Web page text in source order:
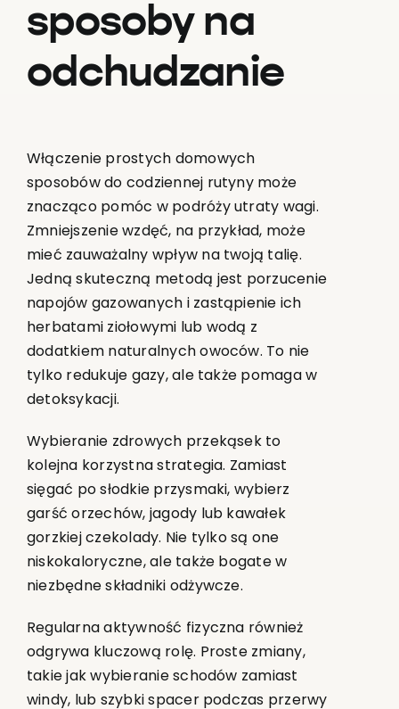
sposoby na
odchudzanie
Włączenie prostych domowych
sposobów do codziennej rutyny może
znacząco pomóc w podróży utraty wagi.
Zmniejszenie wzdęć, na przykład, może
mieć zauważalny wpływ na twoją talię.
Jedną skuteczną metodą jest porzucenie
napojów gazowanych i zastąpienie ich
herbatami ziołowymi lub wodą z
dodatkiem naturalnych owoców. To nie
tylko redukuje gazy, ale także pomaga w
detoksykacji.
Wybieranie zdrowych przekąsek to
kolejna korzystna strategia. Zamiast
sięgać po słodkie przysmaki, wybierz
garść orzechów, jagody lub kawałek
gorzkiej czekolady. Nie tylko są one
niskokaloryczne, ale także bogate w
niezbędne składniki odżywcze.
Regularna aktywność fizyczna również
odgrywa kluczową rolę. Proste zmiany,
takie jak wybieranie schodów zamiast
windy, lub szybki spacer podczas przerwy